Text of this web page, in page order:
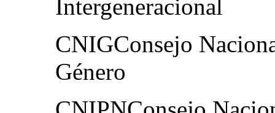
Intergeneracional
CNIGConsejo
Género